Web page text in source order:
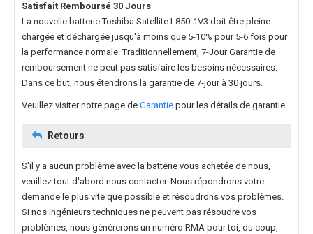
Satisfait Remboursé 30 Jours
La nouvelle batterie Toshiba Satellite L850-1V3 doit être pleine
chargée et déchargée jusqu'à moins que 5-10% pour 5-6 fois pour
la performance normale. Traditionnellement, 7-Jour Garantie de
remboursement ne peut pas satisfaire les besoins nécessaires.
Dans ce but, nous étendrons la garantie de 7-jour à 30 jours.
Veuillez visiter notre page de Garantie pour les détails de garantie.
Retours
S'il y a aucun problème avec la batterie vous achetée de nous,
veuillez tout d'abord nous contacter. Nous répondrons votre
demande le plus vite que possible et résoudrons vos problèmes.
Si nos ingénieurs techniques ne peuvent pas résoudre vos
problèmes, nous générerons un numéro RMA pour toi, du coup,